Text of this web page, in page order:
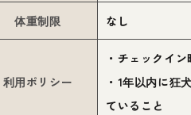
体重制限 なし
利用ポリシー
・チェックイ
・1年以内に狂
ていること